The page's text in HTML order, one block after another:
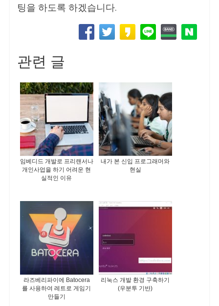
팅을 하도록 하겠습니다.
관련 글
임베디드 개발로 프리랜서나
개인사업을 하기 어려운 현
실적인 이유
내가 본 신입 프로그래머와
현실
라즈베리파이에 Batocera
를 사용하여 레트로 게임기
만들기
리눅스 개발 환경 구축하기
(우분투 기반)